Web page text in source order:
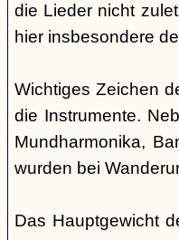
die Lieder nicht
hier insbesondere
Wichtiges Zeichen
die Instrumente.
Mundharmonika,
wurden bei
Das Hauptgewicht